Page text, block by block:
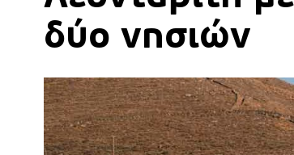
δύο νησιών